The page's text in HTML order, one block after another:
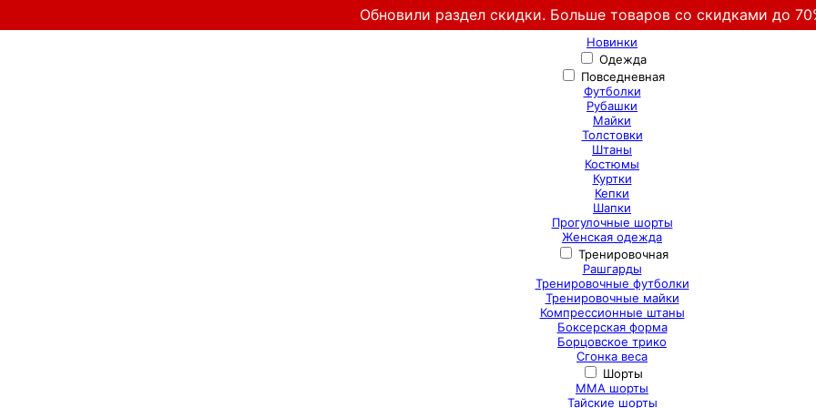
Обновили раздел скидки. Больше товаров со скидками до
Новинки
Одежда
Повседневная
Футболки
Рубашки
Майки
Толстовки
Штаны
Костюмы
Куртки
Кепки
Шапки
Прогулочные шорты
Женская одежда
Тренировочная
Рашгарды
Тренировочные футболки
Тренировочные майки
Компрессионные штаны
Боксерская форма
Борцовское трико
Сгонка веса
Шорты
ММА шорты
Тайские шорты